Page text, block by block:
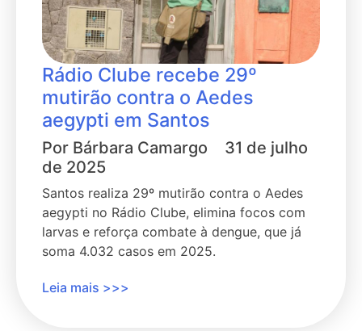
Rádio Clube recebe 29º
mutirão contra o Aedes
aegypti em Santos
Por Bárbara Camargo
31 de julho
de 2025
Santos realiza 29º mutirão contra o Aedes
aegypti no Rádio Clube, elimina focos com
larvas e reforça combate à dengue, que já
soma 4.032 casos em 2025.
Leia mais >>>